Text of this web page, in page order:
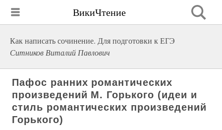
ВикиЧтение
Как написать сочинение. Для подготовки к ЕГЭ
Ситников Виталий Павлович
Пафос ранних романтических
произведений М. Горького (идеи и
стиль романтических произведений
Горького)